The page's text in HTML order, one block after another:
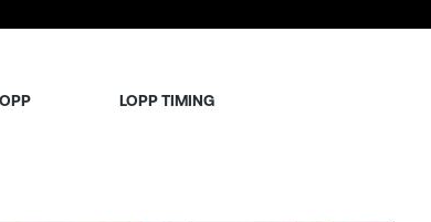
LOPP TIMING